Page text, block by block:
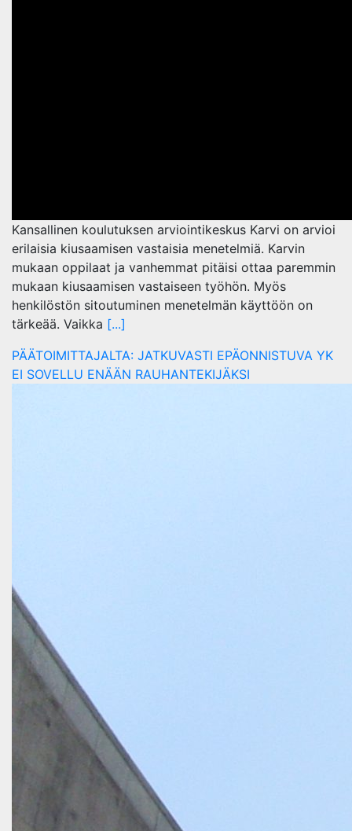
Kansallinen koulutuksen arviointikeskus Karvi on arvioi
erilaisia kiusaamisen vastaisia menetelmiä. Karvin
mukaan oppilaat ja vanhemmat pitäisi ottaa paremmin
mukaan kiusaamisen vastaiseen työhön. Myös
henkilöstön sitoutuminen menetelmän käyttöön on
tärkeää. Vaikka [...]
PÄÄTOIMITTAJALTA: JATKUVASTI EPÄONNISTUVA YK
EI SOVELLU ENÄÄN RAUHANTEKIJÄKSI